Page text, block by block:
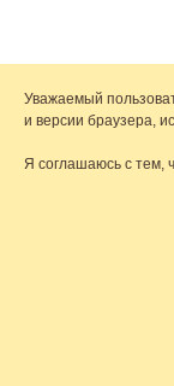
Уважаемый
и версии браузера,
Я соглашаюсь с тем,